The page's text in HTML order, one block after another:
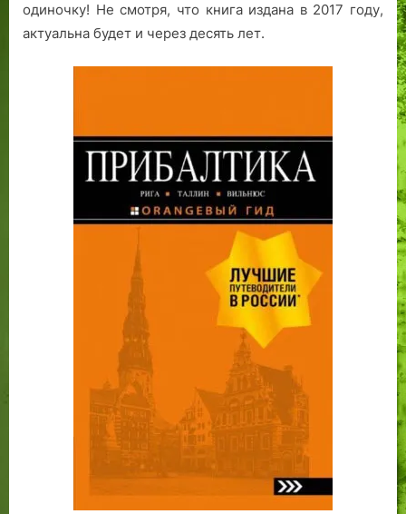
одиночку! Не смотря, что книга издана в 2017 году,
актуальна будет и через десять лет.